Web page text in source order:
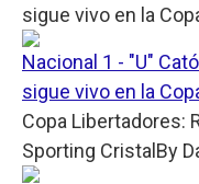
sigue vivo en la
Nacional 1 - "U"
sigue vivo en la
Copa Libertadores:
Sporting Cristal By